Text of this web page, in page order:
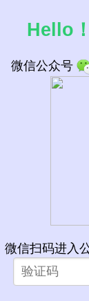
Hello
微信公众号
微信扫码进入